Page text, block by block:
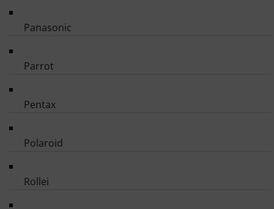
Panasonic
Parrot
Pentax
Polaroid
Rollei